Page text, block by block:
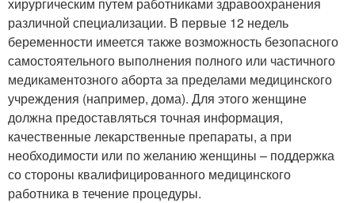
различной специализации. В первые 12 недель
беременности имеется также возможность безопасного
самостоятельного выполнения полного или частичного
медикаментозного аборта за пределами медицинского
учреждения (например, дома). Для этого женщине
должна предоставляться точная информация,
качественные лекарственные препараты, а при
необходимости или по желанию женщины – поддержка
со стороны квалифицированного медицинского
работника в течение процедуры.